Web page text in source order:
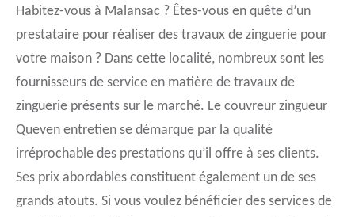
Habitez-vous à Malansac ? Êtes-vous en quête d’un
prestataire pour réaliser des travaux de zinguerie pour
votre maison ? Dans cette localité, nombreux sont les
fournisseurs de service en matière de travaux de
zinguerie présents sur le marché. Le couvreur zingueur
Queven entretien se démarque par la qualité
irréprochable des prestations qu’il offre à ses clients.
Ses prix abordables constituent également un de ses
grands atouts. Si vous voulez bénéficier des services de